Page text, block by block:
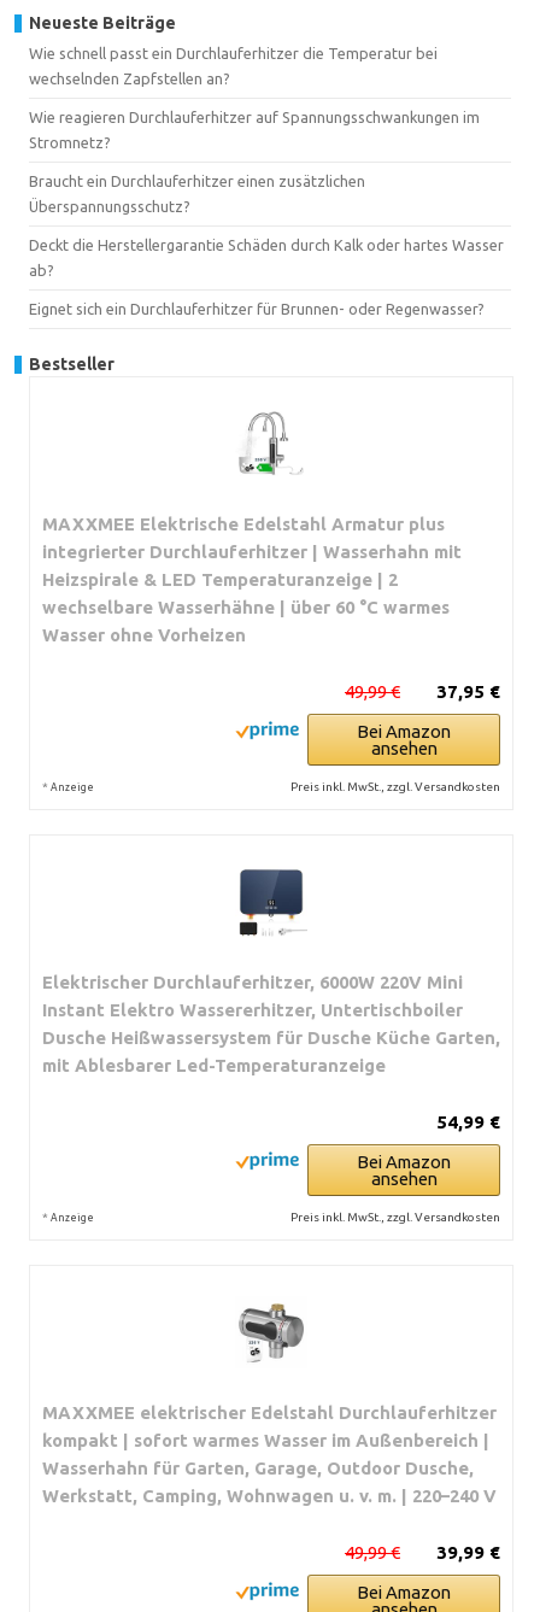
Neueste Beiträge
Wie schnell passt ein Durchlauferhitzer die Temperatur bei
wechselnden Zapfstellen an?
Wie reagieren Durchlauferhitzer auf Spannungsschwankungen im
Stromnetz?
Braucht ein Durchlauferhitzer einen zusätzlichen
Überspannungsschutz?
Deckt die Herstellergarantie Schäden durch Kalk oder hartes Wasser
ab?
Eignet sich ein Durchlauferhitzer für Brunnen- oder Regenwasser?
Bestseller
MAXXMEE Elektrische Edelstahl Armatur plus
integrierter Durchlauferhitzer | Wasserhahn mit
Heizspirale & LED Temperaturanzeige | 2
wechselbare Wasserhähne | über 60 °C warmes
Wasser ohne Vorheizen
37,95 €
49,99 €
Bei Amazon
ansehen
* Anzeige Preis inkl. MwSt., zzgl. Versandkosten
Elektrischer Durchlauferhitzer, 6000W 220V Mini
Instant Elektro Wassererhitzer, Untertischboiler
Dusche Heißwassersystem für Dusche Küche Garten,
mit Ablesbarer Led-Temperaturanzeige
54,99 €
Bei Amazon
ansehen
* Anzeige Preis inkl. MwSt., zzgl. Versandkosten
MAXXMEE elektrischer Edelstahl Durchlauferhitzer
kompakt | sofort warmes Wasser im Außenbereich |
Wasserhahn für Garten, Garage, Outdoor Dusche,
Werkstatt, Camping, Wohnwagen u. v. m. | 220–240 V
39,99 €
49,99 €
Bei Amazon